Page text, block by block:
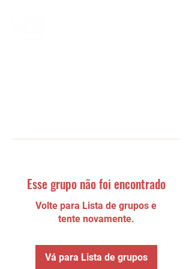
Esse grupo não foi encontrado
Volte para Lista de grupos e
tente novamente.
Vá para Lista de grupos